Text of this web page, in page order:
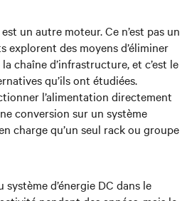
un autre moteur. Ce n’est pas un
explorent des moyens d’éliminer
chaîne d’infrastructure, et c’est le
qu’ils ont étudiées.
l’alimentation directement
conversion sur un système
charge qu’un seul rack ou groupe
d’énergie DC dans le